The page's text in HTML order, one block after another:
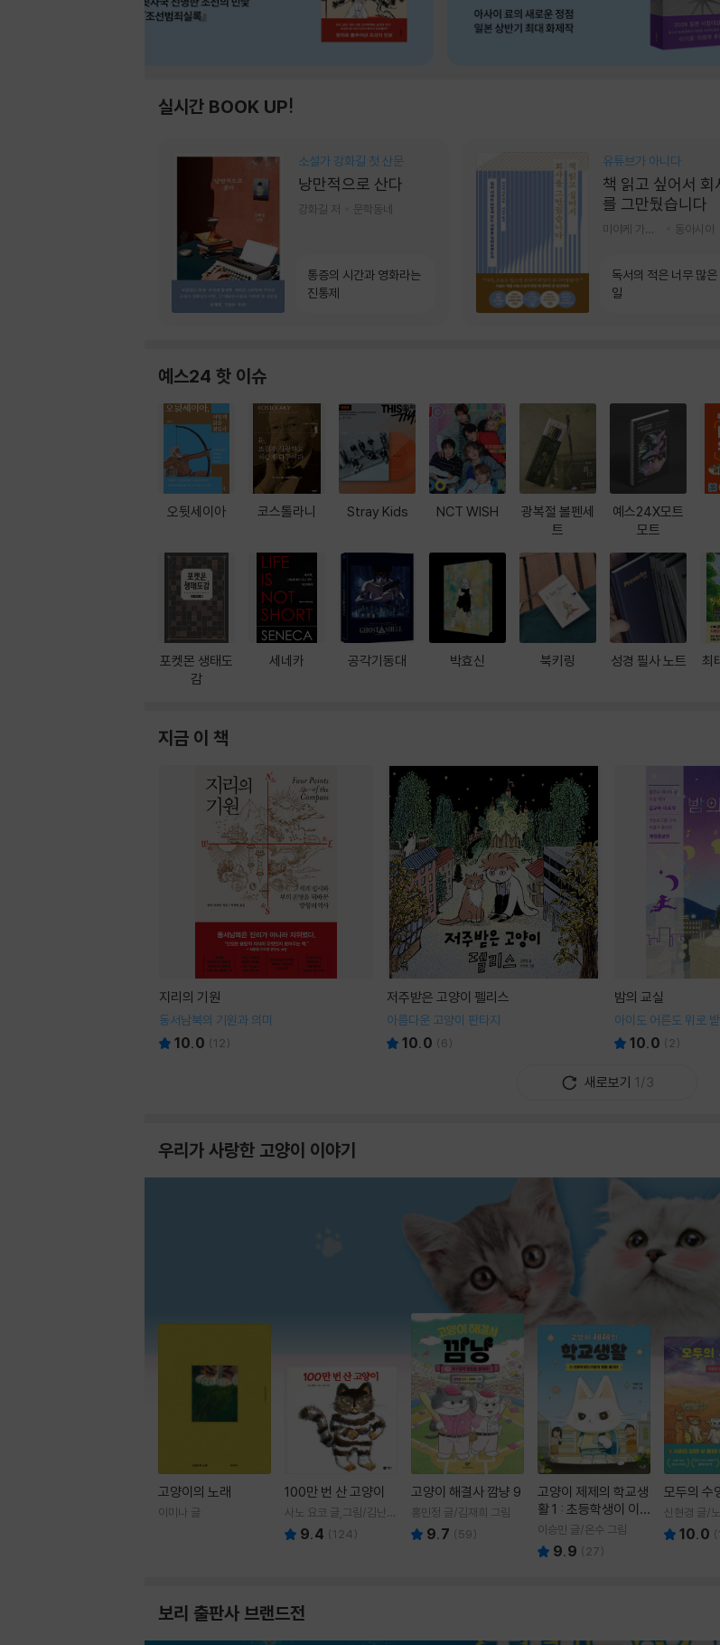
실시간 BOOK UP!
소설가 강화길 첫 산문
낭만적으로 산다
강화길 저 문학동네
통증의 시간과 영화라는
진통제
유튜브가 아니다
책 읽고 싶어서 회
를 그만뒀습니다
동아시아
독서의 적은 너무 많은
일
예스24 핫 이슈
오뒷세이아
포켓몬 생태도
감
코스톨라니
세네카
Stray Kids
공각기동대
NCT WISH
박효신
광복절 볼펜세
트
북키링
예스24X모트
모트
성경 필사 노트 최
지금 이 책
지리의 기원
동서남북의 기원과 의미
10.0 (12)
저주받은 고양이 펠리스
아름다운 고양이 판타지
10.0 (6)
밤의 교실
아이도 어른도 위로
10.0 ( 2)
새로보기 1/3
우리가 사랑한 고양이 이야기
고양이의 노래
이미나 글
100만 번 산 고양이
사노 요코 글,그림/김난주
역 9.4 (124)
고양이 해결사 깜냥 9
홍민정 글/김재희 그림
9.7 (59)
고양이 제제의 학교생
활 1 : 초등학생이 이
렇게 힘들 줄이야
이승민 글/온수 그림
9.9 ( 27)
모두의 수
신현경 글/
10.0 (
보리 출판사 브랜드전